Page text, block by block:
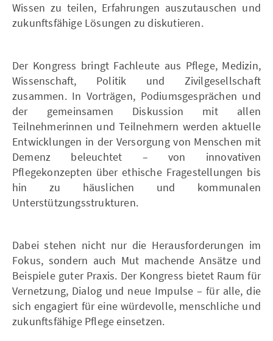
Wissen zu teilen, Erfahrungen auszutauschen und
zukunftsfähige Lösungen zu diskutieren.
Der Kongress bringt Fachleute aus Pflege, Medizin,
Wissenschaft, Politik und Zivilgesellschaft
zusammen. In Vorträgen, Podiumsgesprächen und
der gemeinsamen Diskussion mit allen
Teilnehmerinnen und Teilnehmern werden aktuelle
Entwicklungen in der Versorgung von Menschen mit
Demenz beleuchtet – von innovativen
Pflegekonzepten über ethische Fragestellungen bis
hin zu häuslichen und kommunalen
Unterstützungsstrukturen.
Dabei stehen nicht nur die Herausforderungen im
Fokus, sondern auch Mut machende Ansätze und
Beispiele guter Praxis. Der Kongress bietet Raum für
Vernetzung, Dialog und neue Impulse – für alle, die
sich engagiert für eine würdevolle, menschliche und
zukunftsfähige Pflege einsetzen.